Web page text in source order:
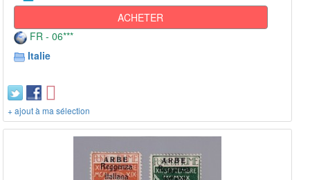
ACHETER
FR - 06***
Italie
+ ajout à ma sélection